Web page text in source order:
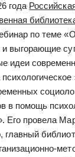
года
по теме
и выгорающие
идеи
в помощь
Его провела
главный